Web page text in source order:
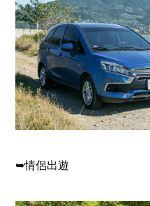
➥情侶出遊